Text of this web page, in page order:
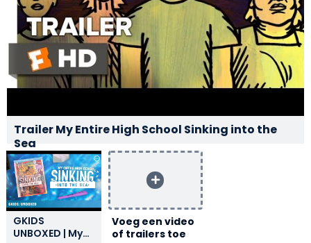
Trailer My Entire High School Sinking into the
Sea
GKIDS
UNBOXED | My
Voeg een video
of trailers toe